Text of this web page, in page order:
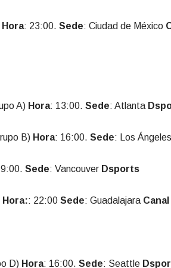
Hora: 23:00. Sede: Ciudad de México
A) Hora: 13:00. Sede: Atlanta
B) Hora: 16:00. Sede: Los Ángeles
Sede: Vancouver Dsports
Hora:: 22:00 Sede: Guadalajara
D) Hora: 16:00. Sede: Seattle